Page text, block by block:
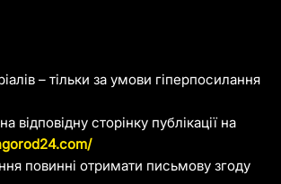
– тільки за умови гіперпосилання
відповідну сторінку публікації на
повинні отримати письмову згоду